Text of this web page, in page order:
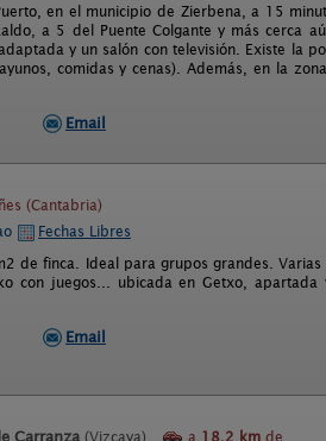
en el municipio de Zierbena, a 15
a 5 del Puente Colgante y más cerca
y un salón con televisión. Existe la
comidas y cenas). Además, en la
Email
(Cantabria)
Fechas Libres
de finca. Ideal para grupos grandes. Varias
con juegos... ubicada en Getxo,
Email
Carranza (Vizcaya) a 18,2 km de